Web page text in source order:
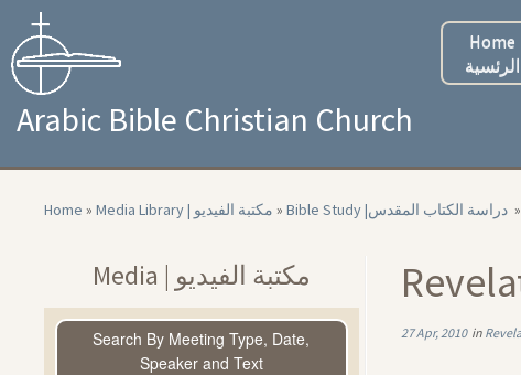
content
Home
الرئسية
Arabic Bible Christian Church
Home » Media Library | مكتبة الفيديو » Bible Study |‏ دراسة الكتاب المقدس »
Media | مكتبة الفيديو
Search By Meeting Type, Date,
Speaker and Text
27 Apr, 2010in